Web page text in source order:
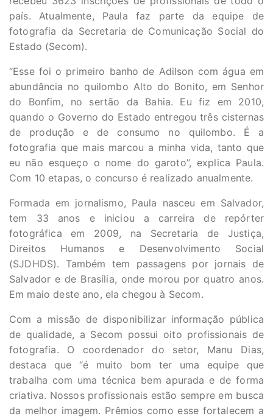
país. Atualmente, Paula faz parte da equipe de
fotografia da Secretaria de Comunicação Social do
Estado (Secom).
“Esse foi o primeiro banho de Adilson com água em
abundância no quilombo Alto do Bonito, em Senhor
do Bonfim, no sertão da Bahia. Eu fiz em 2010,
quando o Governo do Estado entregou três cisternas
de produção e de consumo no quilombo. É a
fotografia que mais marcou a minha vida, tanto que
eu não esqueço o nome do garoto”, explica Paula.
Com 10 etapas, o concurso é realizado anualmente.
Formada em jornalismo, Paula nasceu em Salvador,
tem 33 anos e iniciou a carreira de repórter
fotográfica em 2009, na Secretaria de Justiça,
Direitos Humanos e Desenvolvimento Social
(SJDHDS). Também tem passagens por jornais de
Salvador e de Brasília, onde morou por quatro anos.
Em maio deste ano, ela chegou à Secom.
Com a missão de disponibilizar informação pública
de qualidade, a Secom possui oito profissionais de
fotografia. O coordenador do setor, Manu Dias,
destaca que “é muito bom ter uma equipe que
trabalha com uma técnica bem apurada e de forma
criativa. Nossos profissionais estão sempre em busca
da melhor imagem. Prêmios como esse fortalecem a